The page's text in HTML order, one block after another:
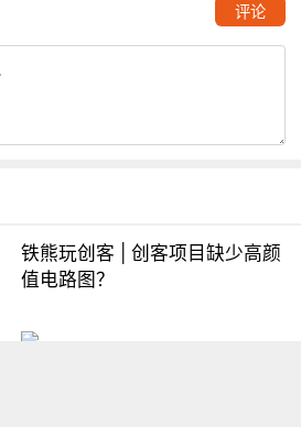
评论
铁熊玩创客 | 创客项目缺少高颜
值电路图？